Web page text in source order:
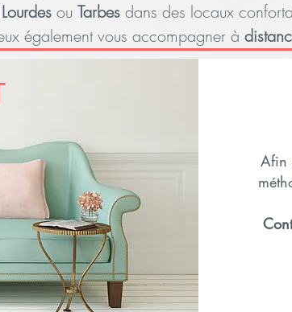
Lourdes ou Tarbes dans des locaux
également vous accompagner à
Afin